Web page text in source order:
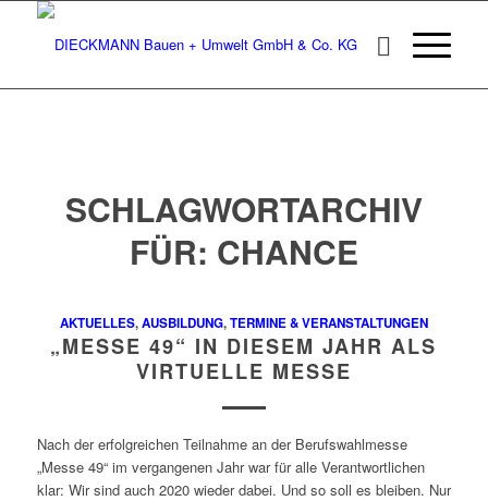
SCHLAGWORTARCHIV
FÜR: CHANCE
AKTUELLES,AUSBILDUNG,TERMINE & VERANSTALTUNGEN
„MESSE 49“ IN DIESEM JAHR ALS
VIRTUELLE MESSE
Nach der erfolgreichen Teilnahme an der Berufswahlmesse
„Messe 49“ im vergangenen Jahr war für alle Verantwortlichen
klar: Wir sind auch 2020 wieder dabei. Und so soll es bleiben. Nur